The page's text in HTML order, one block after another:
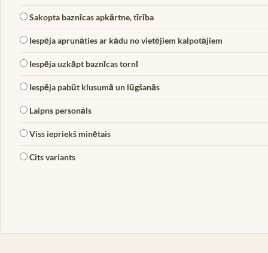
Sakopta baznīcas apkārtne, tīrība
Iespēja aprunāties ar kādu no vietējiem kalpotājiem
Iespēja uzkāpt baznīcas tornī
Iespēja pabūt klusumā un lūgšanās
Laipns personāls
Viss iepriekš minētais
Cits variants